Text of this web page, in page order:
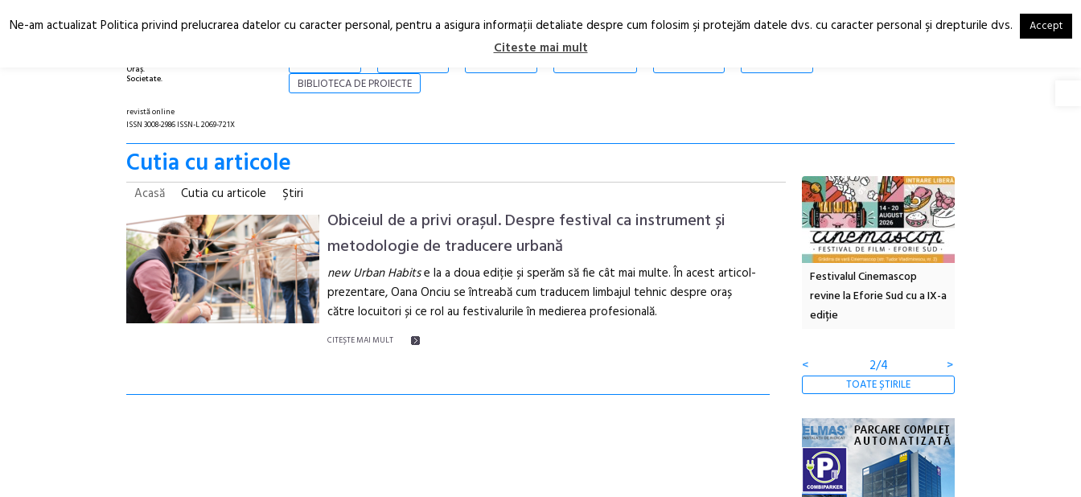
Oraș.
Societate.
RO
EN
BIBLIOTECA DE PROIECTE
revistă online
ISSN 3008-2986 ISSN-L 2069-721X
Cutia cu articole
Acasă Cutia cu articole Ştiri
Obiceiul de a privi orașul. Despre festival ca instrument și
metodologie de traducere urbană
new Urban Habitse la a doua ediție și sperăm să fie cât mai multe. În acest articol-
prezentare, Oana Onciu se întreabă cum traducem limbajul tehnic despre oraș
către locuitori și ce rol au festivalurile în medierea profesională.
CITEŞTE MAI MULT
Anuala de artă urbană
Artown NOW #5:
Festivalul Cinemascop
revine la Eforie Sud cu a IX-a
ediție
<
2/4 >
TOATE ȘTIRILE
Ne-am actualizat Politica privind prelucrarea datelor cu caracter personal, pentru a asigura informaţii detaliate despre cum folosim şi protejăm datele dvs. cu caracter personal şi drepturile dvs. Accept
Citeste mai mult